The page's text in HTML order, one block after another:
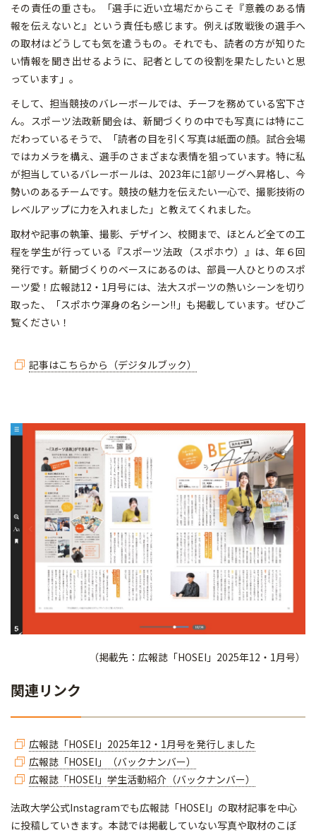
その責任の重さも。「選手に近い立場だからこそ『意義のある情
報を伝えないと』という責任も感じます。例えば敗戦後の選手へ
の取材はどうしても気を遣うもの。それでも、読者の方が知りた
い情報を聞き出せるように、記者としての役割を果たしたいと思
っています」。
そして、担当競技のバレーボールでは、チーフを務めている宮下さ
ん。スポーツ法政新聞会は、新聞づくりの中でも写真には特にこ
だわっているそうで、「読者の目を引く写真は紙面の顔。試合会場
ではカメラを構え、選手のさまざまな表情を狙っています。特に私
が担当しているバレーボールは、2023年に1部リーグへ昇格し、今
勢いのあるチームです。競技の魅力を伝えたい一心で、撮影技術の
レベルアップに力を入れました」と教えてくれました。
取材や記事の執筆、撮影、デザイン、校閲まで、ほとんど全ての工
程を学生が行っている『スポーツ法政（スポホウ）』は、年６回
発行です。新聞づくりのベースにあるのは、部員一人ひとりのスポ
ーツ愛！広報誌12・1月号には、法大スポーツの熱いシーンを切り
取った、「スポホウ渾身の名シーン!!」も掲載しています。ぜひご
覧ください！
記事はこちらから（デジタルブック）
（掲載先：広報誌「HOSEI」2025年12・1月号）
関連リンク
広報誌「HOSEI」2025年12・1月号を発行しました
広報誌「HOSEI」（バックナンバー）
広報誌「HOSEI」学生活動紹介（バックナンバー）
法政大学公式Instagramでも広報誌「HOSEI」の取材記事を中心
に投稿していきます。本誌では掲載していない写真や取材のこぼ